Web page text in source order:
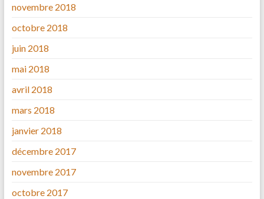
novembre 2018
octobre 2018
juin 2018
mai 2018
avril 2018
mars 2018
janvier 2018
décembre 2017
novembre 2017
octobre 2017